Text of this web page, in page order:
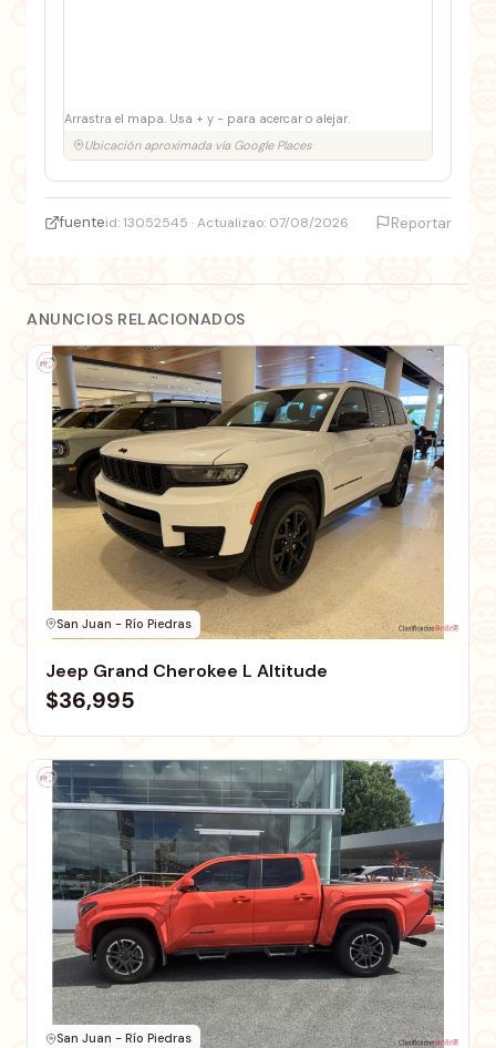
Arrastra el mapa. Usa + y − para acercar o alejar.
Ubicación aproximada vía Google Places
fuenteid: 13052545 · Actualizao: 07/08/2026 Reportar
ANUNCIOS RELACIONADOS
San Juan - Río Piedras
Jeep Grand Cherokee L Altitude
$36,995
San Juan - Río Piedras